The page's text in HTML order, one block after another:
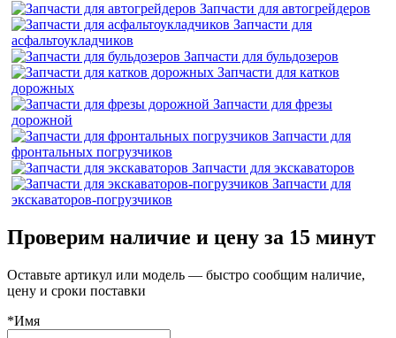
Запчасти для автогрейдеров
Запчасти для
асфальтоукладчиков
Запчасти для бульдозеров
Запчасти для катков
дорожных
Запчасти для фрезы
дорожной
Запчасти для
фронтальных погрузчиков
Запчасти для экскаваторов
Запчасти для
экскаваторов-погрузчиков
Проверим наличие и цену за 15 минут
Оставьте артикул или модель — быстро сообщим наличие,
цену и сроки поставки
*Имя